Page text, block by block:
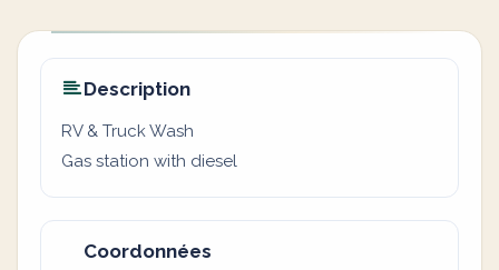
Description
RV & Truck Wash
Gas station with diesel
Coordonnées